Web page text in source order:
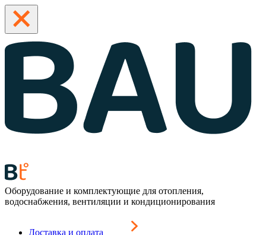
Оборудование и комплектующие для отопления,
водоснабжения, вентиляции и кондиционирования
Доставка и оплата